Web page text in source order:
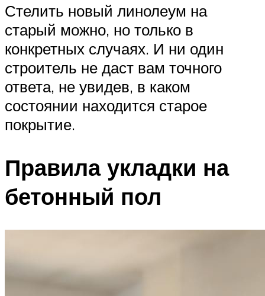
Стелить новый линолеум на
старый можно, но только в
конкретных случаях. И ни один
строитель не даст вам точного
ответа, не увидев, в каком
состоянии находится старое
покрытие.
Правила укладки на
бетонный пол